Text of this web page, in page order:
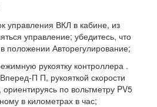
управления ВКЛ в кабине, из
управление; убедитесь, что
положении Авторегулирование;
рукоятку контроллера .
П П, рукояткой скорости
по вольтметру PV5
в километрах в час;